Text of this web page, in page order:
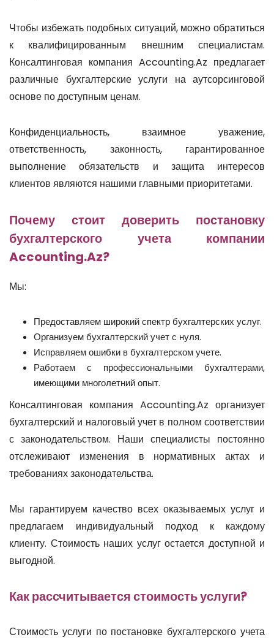
Чтобы избежать подобных ситуаций, можно обратиться
к квалифицированным внешним специалистам.
Консалтинговая компания Accounting.Az предлагает
различные бухгалтерские услуги на аутсорсинговой
основе по доступным ценам.
Конфиденциальность, взаимное уважение,
ответственность, законность, гарантированное
выполнение обязательств и защита интересов
клиентов являются нашими главными приоритетами.
Почему стоит доверить постановку
бухгалтерского учета компании
Accounting.Az?
Мы:
Предоставляем широкий спектр бухгалтерских услуг.
Организуем бухгалтерский учет с нуля.
Исправляем ошибки в бухгалтерском учете.
Работаем с профессиональными бухгалтерами,
имеющими многолетний опыт.
Консалтинговая компания Accounting.Az организует
бухгалтерский и налоговый учет в полном соответствии
с законодательством. Наши специалисты постоянно
отслеживают изменения в нормативных актах и
требованиях законодательства.
Мы гарантируем качество всех оказываемых услуг и
предлагаем индивидуальный подход к каждому
клиенту. Стоимость наших услуг остается доступной и
выгодной.
Как рассчитывается стоимость услуги?
Стоимость услуги по постановке бухгалтерского учета